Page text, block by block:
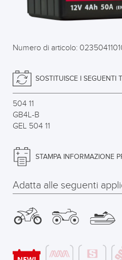
Numero di articolo:
SOSTITUISCE I SEGUENTI
504 11
GB4L-B
GEL 504 11
STAMPA INFORMAZIONE
Adatta alle seguenti